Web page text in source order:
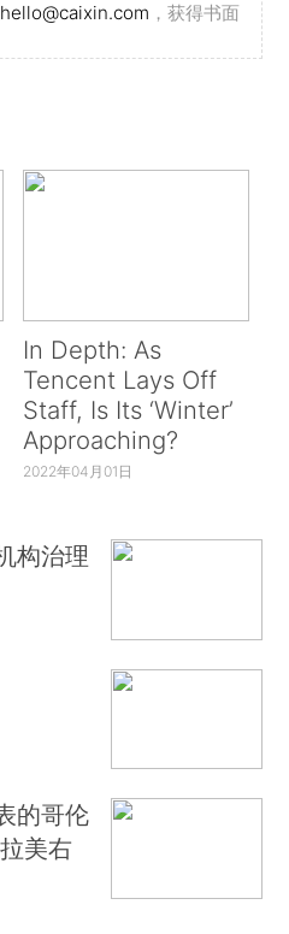
hello@caixin.com ，获得书面
In Depth: As
Tencent Lays Off
Staff, Is Its ‘Winter’
Approaching?
2022年04月01日
构治理
的哥伦
美右